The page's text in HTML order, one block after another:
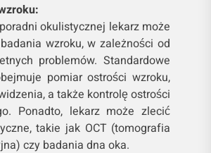
okulistycznej lekarz może
wzroku, w zależności od
problemów. Standardowe
pomiar ostrości wzroku,
a także kontrolę ostrości
Ponadto, lekarz może zlecić
takie jak OCT (tomografia
czy badania dna oka.